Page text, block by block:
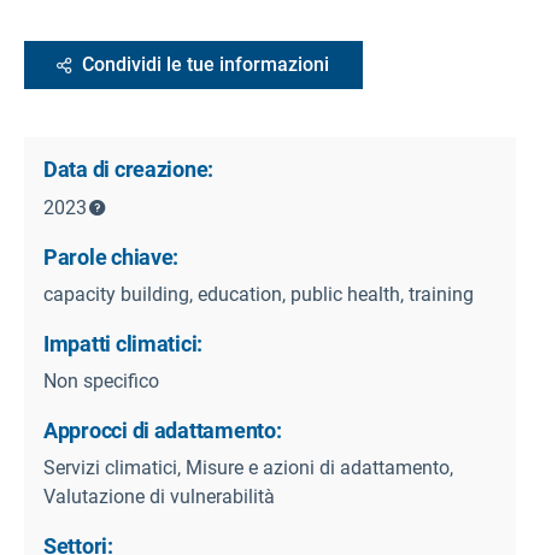
Condividi le tue informazioni
Data di creazione:
2023
Parole chiave:
capacity building, education, public health, training
Impatti climatici:
Non specifico
Approcci di adattamento:
Servizi climatici, Misure e azioni di adattamento,
Valutazione di vulnerabilità
Settori: